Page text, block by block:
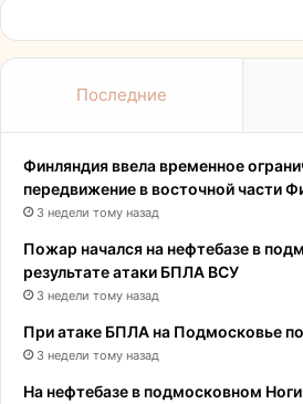
Последние
Финляндия ввела временное
передвижение в восточной части
3 недели тому назад
Пожар начался на нефтебазе в
результате атаки БПЛА ВСУ
3 недели тому назад
При атаке БПЛА на Подмосковье
3 недели тому назад
На нефтебазе в подмосковном